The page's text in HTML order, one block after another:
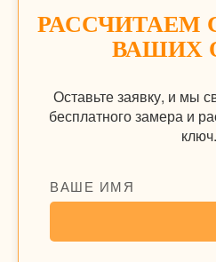
РАССЧИТАЕМ
ВАШИХ
Оставьте заявку, и мы
бесплатного замера и
ключ.
ВАШЕ ИМЯ